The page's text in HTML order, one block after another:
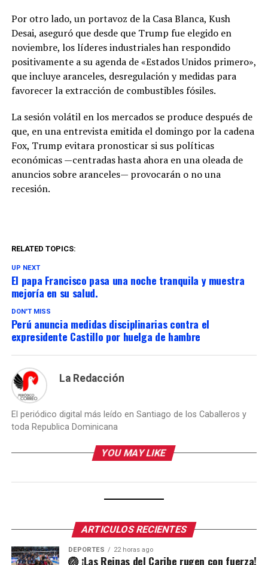
Por otro lado, un portavoz de la Casa Blanca, Kush
Desai, aseguró que desde que Trump fue elegido en
noviembre, los líderes industriales han respondido
positivamente a su agenda de «Estados Unidos primero»,
que incluye aranceles, desregulación y medidas para
favorecer la extracción de combustibles fósiles.
La sesión volátil en los mercados se produce después de
que, en una entrevista emitida el domingo por la cadena
Fox, Trump evitara pronosticar si sus políticas
económicas —centradas hasta ahora en una oleada de
anuncios sobre aranceles— provocarán o no una
recesión.
RELATED TOPICS:
UP NEXT
El papa Francisco pasa una noche tranquila y muestra
mejoría en su salud.
DON'T MISS
Perú anuncia medidas disciplinarias contra el
expresidente Castillo por huelga de hambre
La Redacción
El periódico digital más leído en Santiago de los Caballeros y
toda Republica Dominicana
YOU MAY LIKE
ARTICULOS RECIENTES
DEPORTES 22 horas ago
🏐 ¡Las Reinas del Caribe rugen con fuerza!